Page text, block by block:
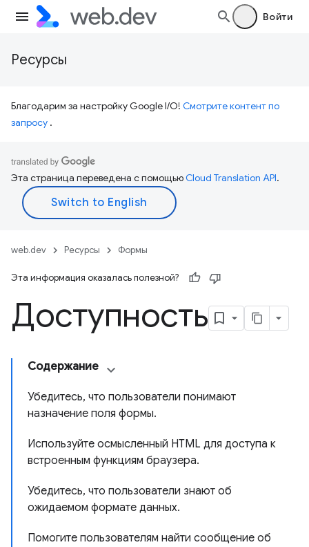
Войти
Ресурсы
Благодарим за настройку Google I/O! Смотрите контент по
запросу .
Эта страница переведена с помощьюCloud Translation API.
web.dev Ресурсы Формы
Эта информация оказалась полезной?
Доступность
Содержание
Убедитесь, что пользователи понимают
назначение поля формы.
Используйте осмысленный HTML для доступа к
встроенным функциям браузера.
Убедитесь, что пользователи знают об
ожидаемом формате данных.
Помогите пользователям найти сообщение об